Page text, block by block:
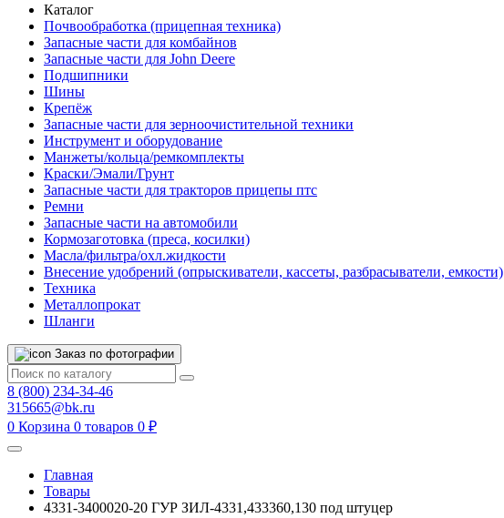
Каталог
Почвообработка (прицепная техника)
Запасные части для комбайнов
Запасные части для John Deere
Подшипники
Шины
Крепёж
Запасные части для зерноочистительной техники
Инструмент и оборудование
Манжеты/кольца/ремкомплекты
Краски/Эмали/Грунт
Запасные части для тракторов прицепы птс
Ремни
Запасные части на автомобили
Кормозаготовка (преса, косилки)
Масла/фильтра/охл.жидкости
Внесение удобрений (опрыскиватели, кассеты, разбрасыватели, емкости)
Техника
Металлопрокат
Шланги
Заказ по фотографии
8 (800) 234-34-46
315665@bk.ru
0 Корзина 0 товаров 0 ₽
Главная
Товары
4331-3400020-20 ГУР ЗИЛ-4331,433360,130 под штуцер